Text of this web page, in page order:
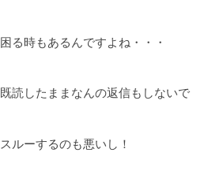
困る時もあるんですよね・・・
既読したままなんの返信もしないで
スルーするのも悪いし！